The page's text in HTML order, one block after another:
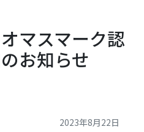
オマスマーク認
お知らせ
2023年8月22日